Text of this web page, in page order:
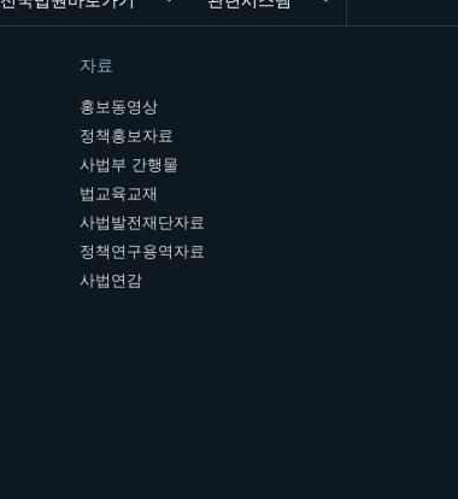
자료
홍보동영상
정책홍보자료
사법부 간행물
법교육교재
사법발전재단자료
정책연구용역자료
사법연감